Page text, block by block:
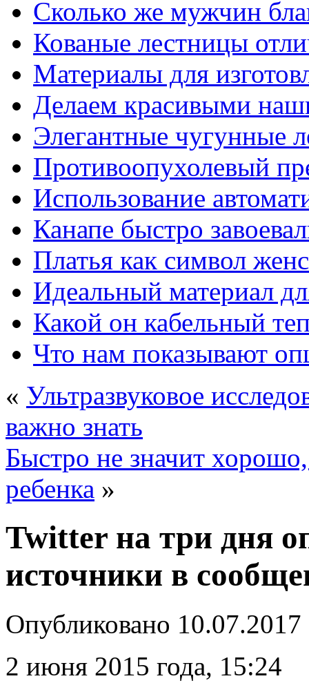
Сколько же мужчин
Кованые лестницы
Материалы для
Делаем красивыми
Элегантные чугунные
Противоопухолевый
Использование
Канапе быстро
Платья как символ
Идеальный материал
Какой он кабельный
Что нам показывают
« Ультразвуковое
важно знать
Быстро не значит
ребенка »
Twitter на три дня
источники в
Опубликовано 10.07.2017
2 июня 2015 года, 15:24